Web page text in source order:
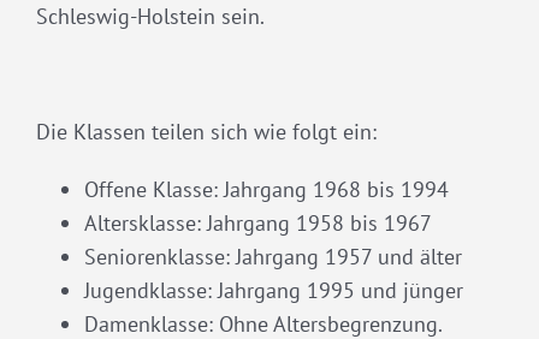
Schleswig-Holstein sein.
Die Klassen teilen sich wie folgt ein:
Offene Klasse: Jahrgang 1968 bis 1994
Altersklasse: Jahrgang 1958 bis 1967
Seniorenklasse: Jahrgang 1957 und älter
Jugendklasse: Jahrgang 1995 und jünger
Damenklasse: Ohne Altersbegrenzung.